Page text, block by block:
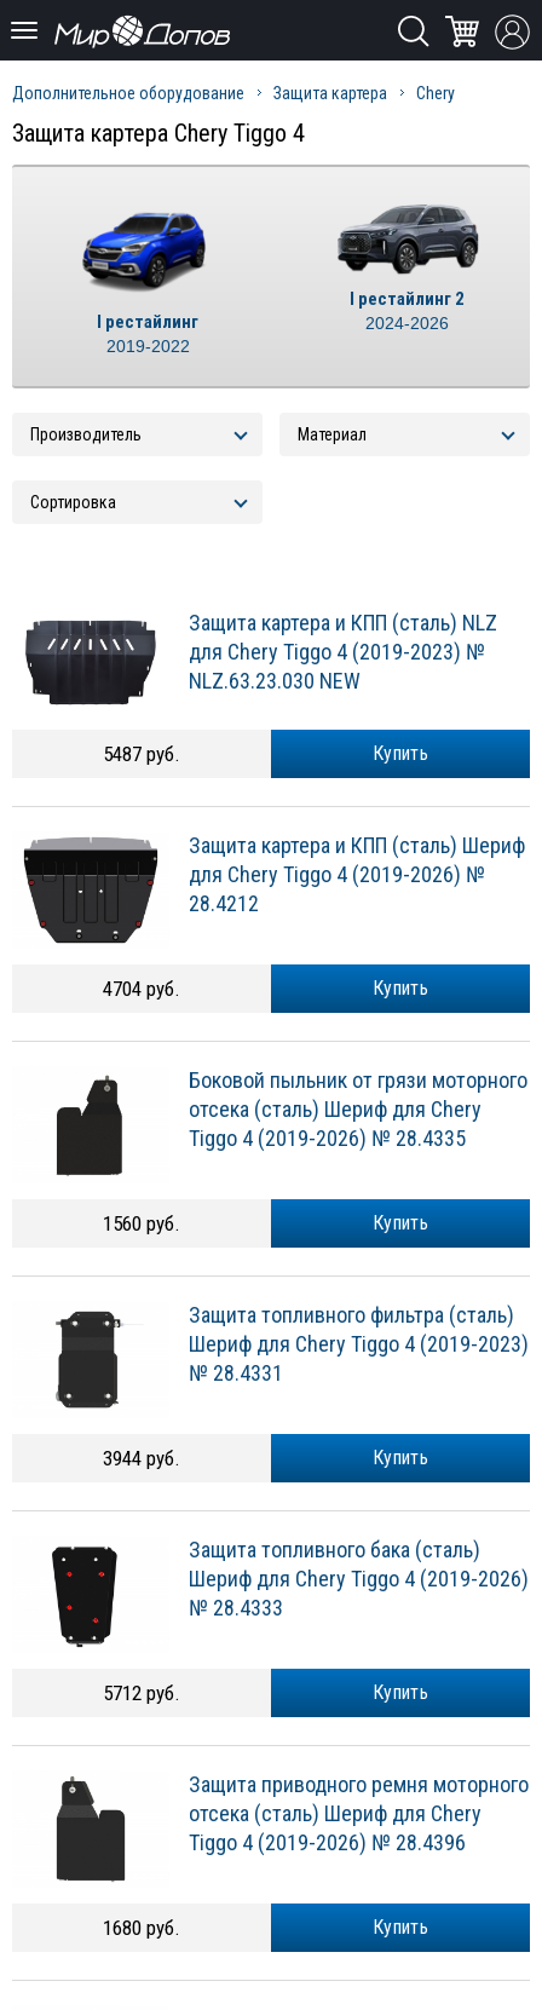
Дополнительное оборудование Защита картера Chery
Защита картера Chery Tiggo 4
I рестайлинг
2019-2022
I рестайлинг 2
2024-2026
Защита картера и КПП (сталь) NLZ
для Chery Tiggo 4 (2019-2023) №
NLZ.63.23.030 NEW
Купить
5487 руб.
Защита картера и КПП (сталь) Шериф
для Chery Tiggo 4 (2019-2026) №
28.4212
Купить
4704 руб.
Боковой пыльник от грязи моторного
отсека (сталь) Шериф для Chery
Tiggo 4 (2019-2026) № 28.4335
Купить
1560 руб.
Защита топливного фильтра (сталь)
Шериф для Chery Tiggo 4 (2019-2023)
№ 28.4331
Купить
3944 руб.
Защита топливного бака (сталь)
Шериф для Chery Tiggo 4 (2019-2026)
№ 28.4333
Купить
5712 руб.
Защита приводного ремня моторного
отсека (сталь) Шериф для Chery
Tiggo 4 (2019-2026) № 28.4396
Купить
1680 руб.